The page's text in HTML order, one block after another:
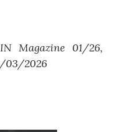
Magazine 01/26,
03/2026